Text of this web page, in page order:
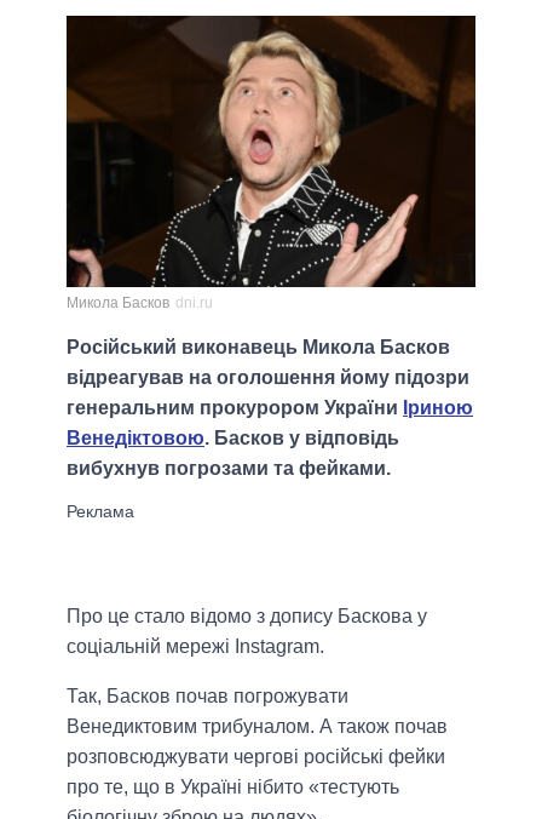
Микола Басков dni.ru
Російський виконавець Микола Басков
відреагував на оголошення йому підозри
генеральним прокурором України Іриною
Венедіктовою. Басков у відповідь
вибухнув погрозами та фейками.
Про це стало відомо з допису Баскова у
соціальній мережі Instagram.
Так, Басков почав погрожувати
Венедиктовим трибуналом. А також почав
розповсюджувати чергові російські фейки
про те, що в Україні нібито «тестують